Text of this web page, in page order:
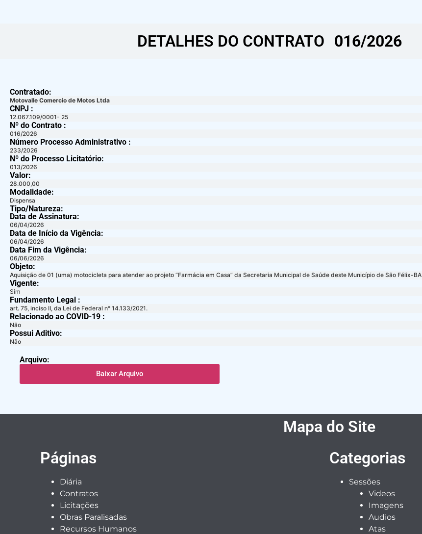
DETALHES DO CONTRATO​ 016/2026
Contratado:
Motovalle Comercio de Motos Ltda
CNPJ :
12.067.109/0001- 25
Nº do Contrato :
016/2026
Número Processo Administrativo :
233/2026
Nº do Processo Licitatório:
013/2026
Valor:
28.000,00
Modalidade:
Dispensa
Tipo/Natureza:
Data de Assinatura:
06/04/2026
Data de Início da Vigência:
06/04/2026
Data Fim da Vigência:
06/06/2026
Objeto:
Aquisição de 01 (uma) motocicleta para atender ao projeto “Farmácia em Casa” da Secretaria Municipal de Saúde deste Município de São Félix-BA
Vigente:
Sim
Fundamento Legal :​
art. 75, inciso II, da Lei de Federal n° 14.133/2021.
Relacionado ao COVID-19 :​
Não
Possui Aditivo:​
Não
Arquivo:
Baixar Arquivo
Mapa do Site
Páginas
Diária
Contratos
Licitações
Obras Paralisadas
Recursos Humanos
Categorias
Sessões
Videos
Imagens
Audios
Atas